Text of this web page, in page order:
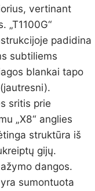
vertinant
„T1100G“
padidina
subtiliems
blankai tapo
sritis prie
„X8“ anglies
struktūra iš
gijų.
dangos.
sumontuota